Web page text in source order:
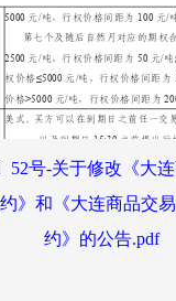
52号-关于修改《大
》和《大连商品交
约》的公告.pdf